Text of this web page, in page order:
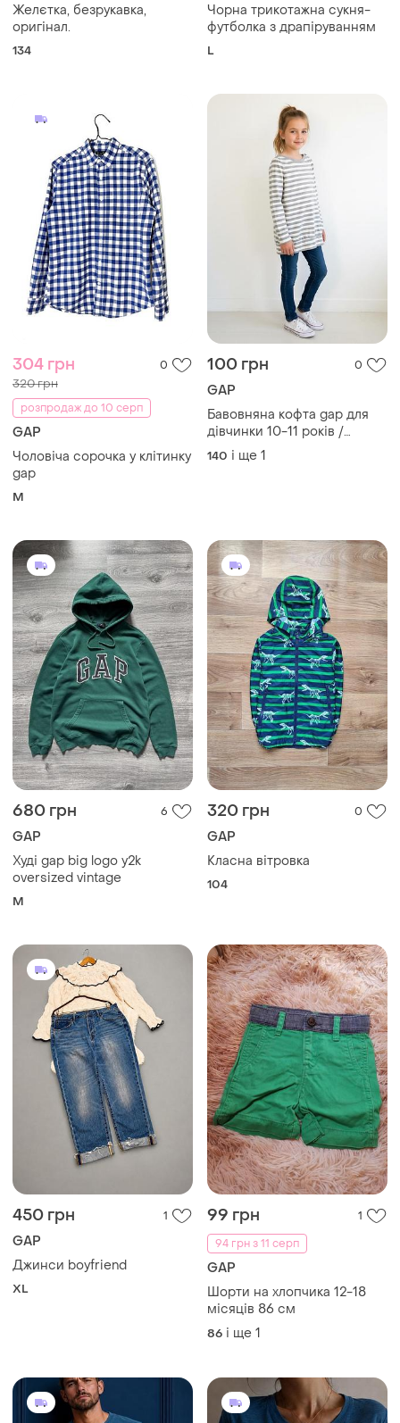
Желєтка, безрукавка,
оригінал.
134
Чорна трикотажна сукня-
футболка з драпіруванням
L
304 грн 0
320 грн
розпродаж до 10 серп
GAP
Чоловіча сорочка у клітинку
gap
M
100 грн 0
GAP
Бавовняна кофта gap для
дівчинки 10-11 років /
тільняшка gapkids у смужку
140 і ще 1
680 грн 6
GAP
Худі gap big logo y2k
oversized vintage
M
320 грн 0
GAP
Класна вітровка
104
450 грн 1
GAP
Джинси boyfriend
XL
99 грн
1
94 грн з 11 серп
GAP
Шорти на хлопчика 12-18
місяців 86 см
86 і ще 1